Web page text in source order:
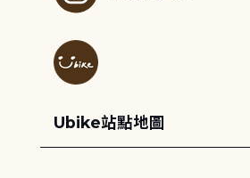
Ubike站點地圖